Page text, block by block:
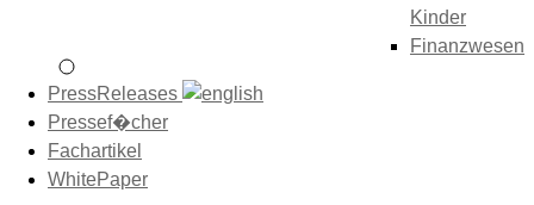
Kinder
Finanzwesen
PressReleases
Pressef�cher
Fachartikel
WhitePaper